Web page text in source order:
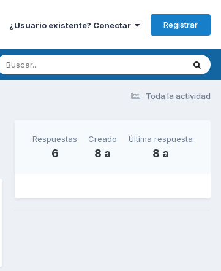
¿Usuario existente? Conectar Registrar
Toda la actividad
Respuestas
6
Creado
8 a
Última respuesta
8 a